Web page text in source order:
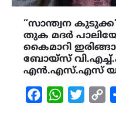
“സാന്ത്വന
തുക മദർ
കൈമാറി
ബോയ്സ്
എൻ.എസ്.എസ്
FacebookWhatsAppTwitter